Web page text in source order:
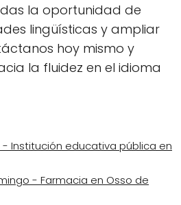
la oportunidad de
lingüísticas y ampliar
hoy mismo y
la fluidez en el idioma
- Institución educativa pública en
- Farmacia en Osso de